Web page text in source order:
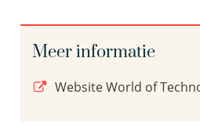
Meer informatie
Website World of